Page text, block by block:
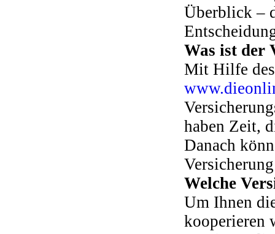
Überblick –
Was ist der
Mit Hilfe
haben Zeit,
Danach
Welche
Um Ihnen
kooperieren